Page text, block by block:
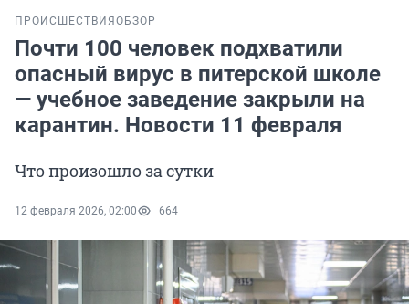
ПРОИСШЕСТВИЯ ОБЗОР
Почти 100 человек подхватили
опасный вирус в питерской школе
— учебное заведение закрыли на
карантин. Новости 11 февраля
Что произошло за сутки
12 февраля 2026, 02:00 664